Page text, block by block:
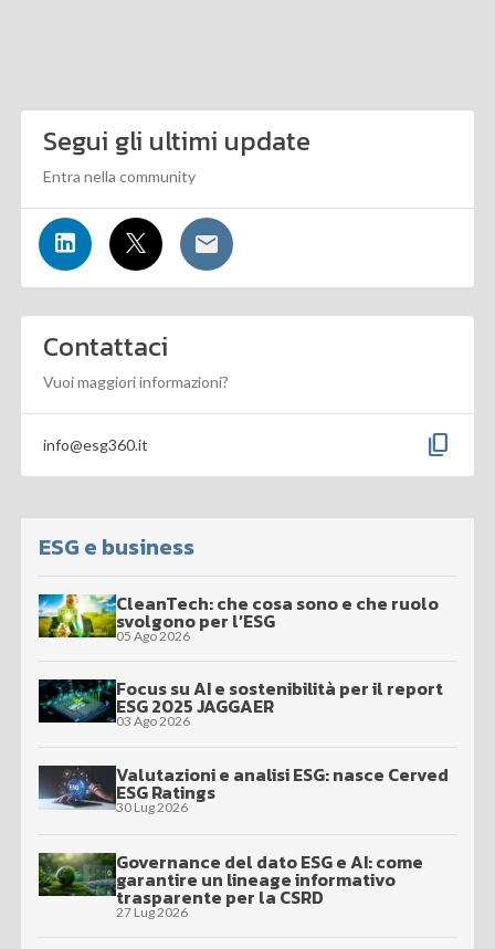
Segui gli ultimi update
Entra nella community
Contattaci
Vuoi maggiori informazioni?
info@esg360.it content_copy
ESG e business
CleanTech: che cosa sono e che ruolo
svolgono per l’ESG
05 Ago 2026
Focus su AI e sostenibilità per il report
ESG 2025 JAGGAER
03 Ago 2026
Valutazioni e analisi ESG: nasce Cerved
ESG Ratings
30 Lug 2026
Governance del dato ESG e AI: come
garantire un lineage informativo
trasparente per la CSRD
27 Lug 2026